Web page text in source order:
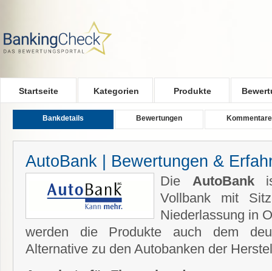
Startseite Kategorien Produkte
Bankdetails Bewertungen Kommentare
AutoBank | Bewertungen &
Die AutoBank
Vollbank mit
Niederlassung in
werden die Produkte auch dem
Alternative zu den Autobanken der